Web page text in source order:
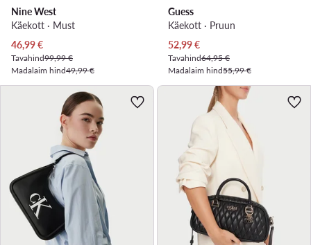
Nine West
Käekott · Must
Praegune hind
46,99€
Tavahind99,99 €
Madalaim hind49,99 €
Guess
Käekott · Pruun
Praegune hind
52,99€
Tavahind64,95 €
Madalaim hind55,99 €